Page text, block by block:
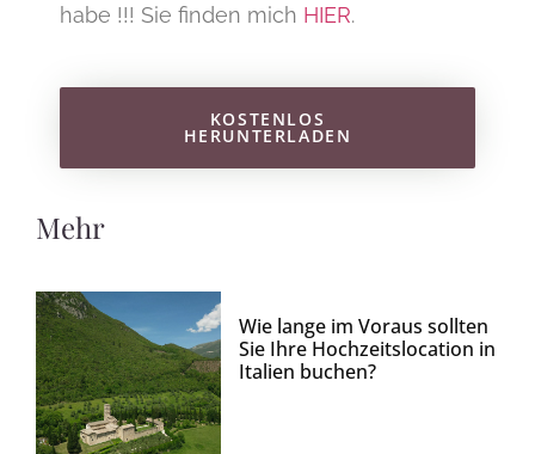
habe !!! Sie finden mich HIER.
KOSTENLOS
HERUNTERLADEN
Mehr
Wie lange im Voraus sollten
Sie Ihre Hochzeitslocation in
Italien buchen?